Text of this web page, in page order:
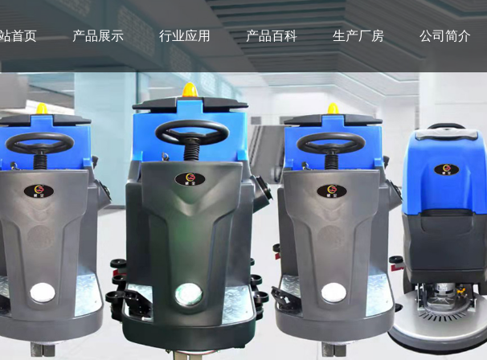
首页 产品展示 行业应用 产品百科 生产厂房 公司简介